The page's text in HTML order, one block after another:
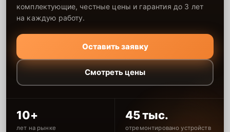
комплектующие, честные цены и гарантия до 3 лет
на каждую работу.
Оставить заявку
Смотреть цены
10+
лет на рынке
45 тыс.
отремонтировано устройств